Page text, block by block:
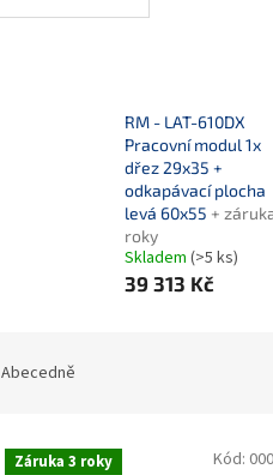
RM - LAT-610DX
Pracovní modul 1x
dřez 29x35 +
odkapávací plocha
levá 60x55 +
roky
Skladem (>5 ks)
39 313 Kč
Abecedně
Záruka 3 roky Kód: